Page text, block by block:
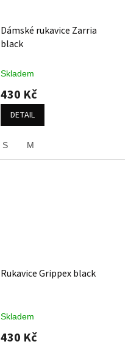
Dámské rukavice Zarria
black
Skladem
430 Kč
DETAIL
S M
Rukavice Grippex black
Skladem
430 Kč